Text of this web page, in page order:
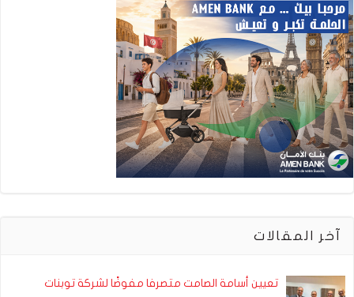
آخر المقالات
تعيين أسامة الصامت متصرفا مفوضًا لشركة توبنات